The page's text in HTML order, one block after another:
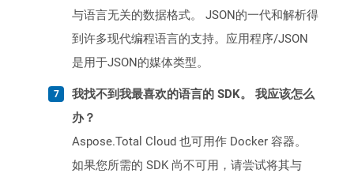
与语言无关的数据格式。 JSON的一代和解析得
到许多现代编程语言的支持。应用程序/JSON
是用于JSON的媒体类型。
我找不到我最喜欢的语言的 SDK。 我应该怎么
办？
Aspose.Total Cloud 也可用作 Docker 容器。
如果您所需的 SDK 尚不可用，请尝试将其与